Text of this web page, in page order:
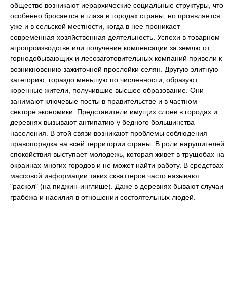
обществе возникают иерархические социальные структуры, что
особенно бросается в глаза в городах страны, но проявляется
уже и в сельской местности, когда в нее проникает
современная хозяйственная деятельность. Успехи в товарном
агропроизводстве или получение компенсации за землю от
горнодобывающих и лесозаготовительных компаний привели к
возникновению зажиточной прослойки селян. Другую элитную
категорию, гораздо меньшую по численности, образуют
коренные жители, получившие высшее образование. Они
занимают ключевые посты в правительстве и в частном
секторе экономики. Представители имущих слоев в городах и
деревнях вызывают антипатию у бедного большинства
населения. В этой связи возникают проблемы соблюдения
правопорядка на всей территории страны. В роли нарушителей
спокойствия выступает молодежь, которая живет в трущобах на
окраинах многих городов и не может найти работу. В средствах
массовой информации таких скваттеров часто называют
"раскол" (на пиджин-инглише). Даже в деревнях бывают случаи
грабежа и насилия в отношении состоятельных людей.